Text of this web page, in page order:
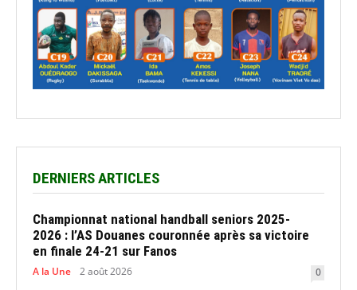
DERNIERS ARTICLES
Championnat national handball seniors 2025-
2026 : l’AS Douanes couronnée après sa victoire
en finale 24-21 sur Fanos
A la Une 2 août 2026 0